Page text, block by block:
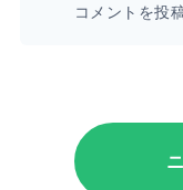
コメントを投